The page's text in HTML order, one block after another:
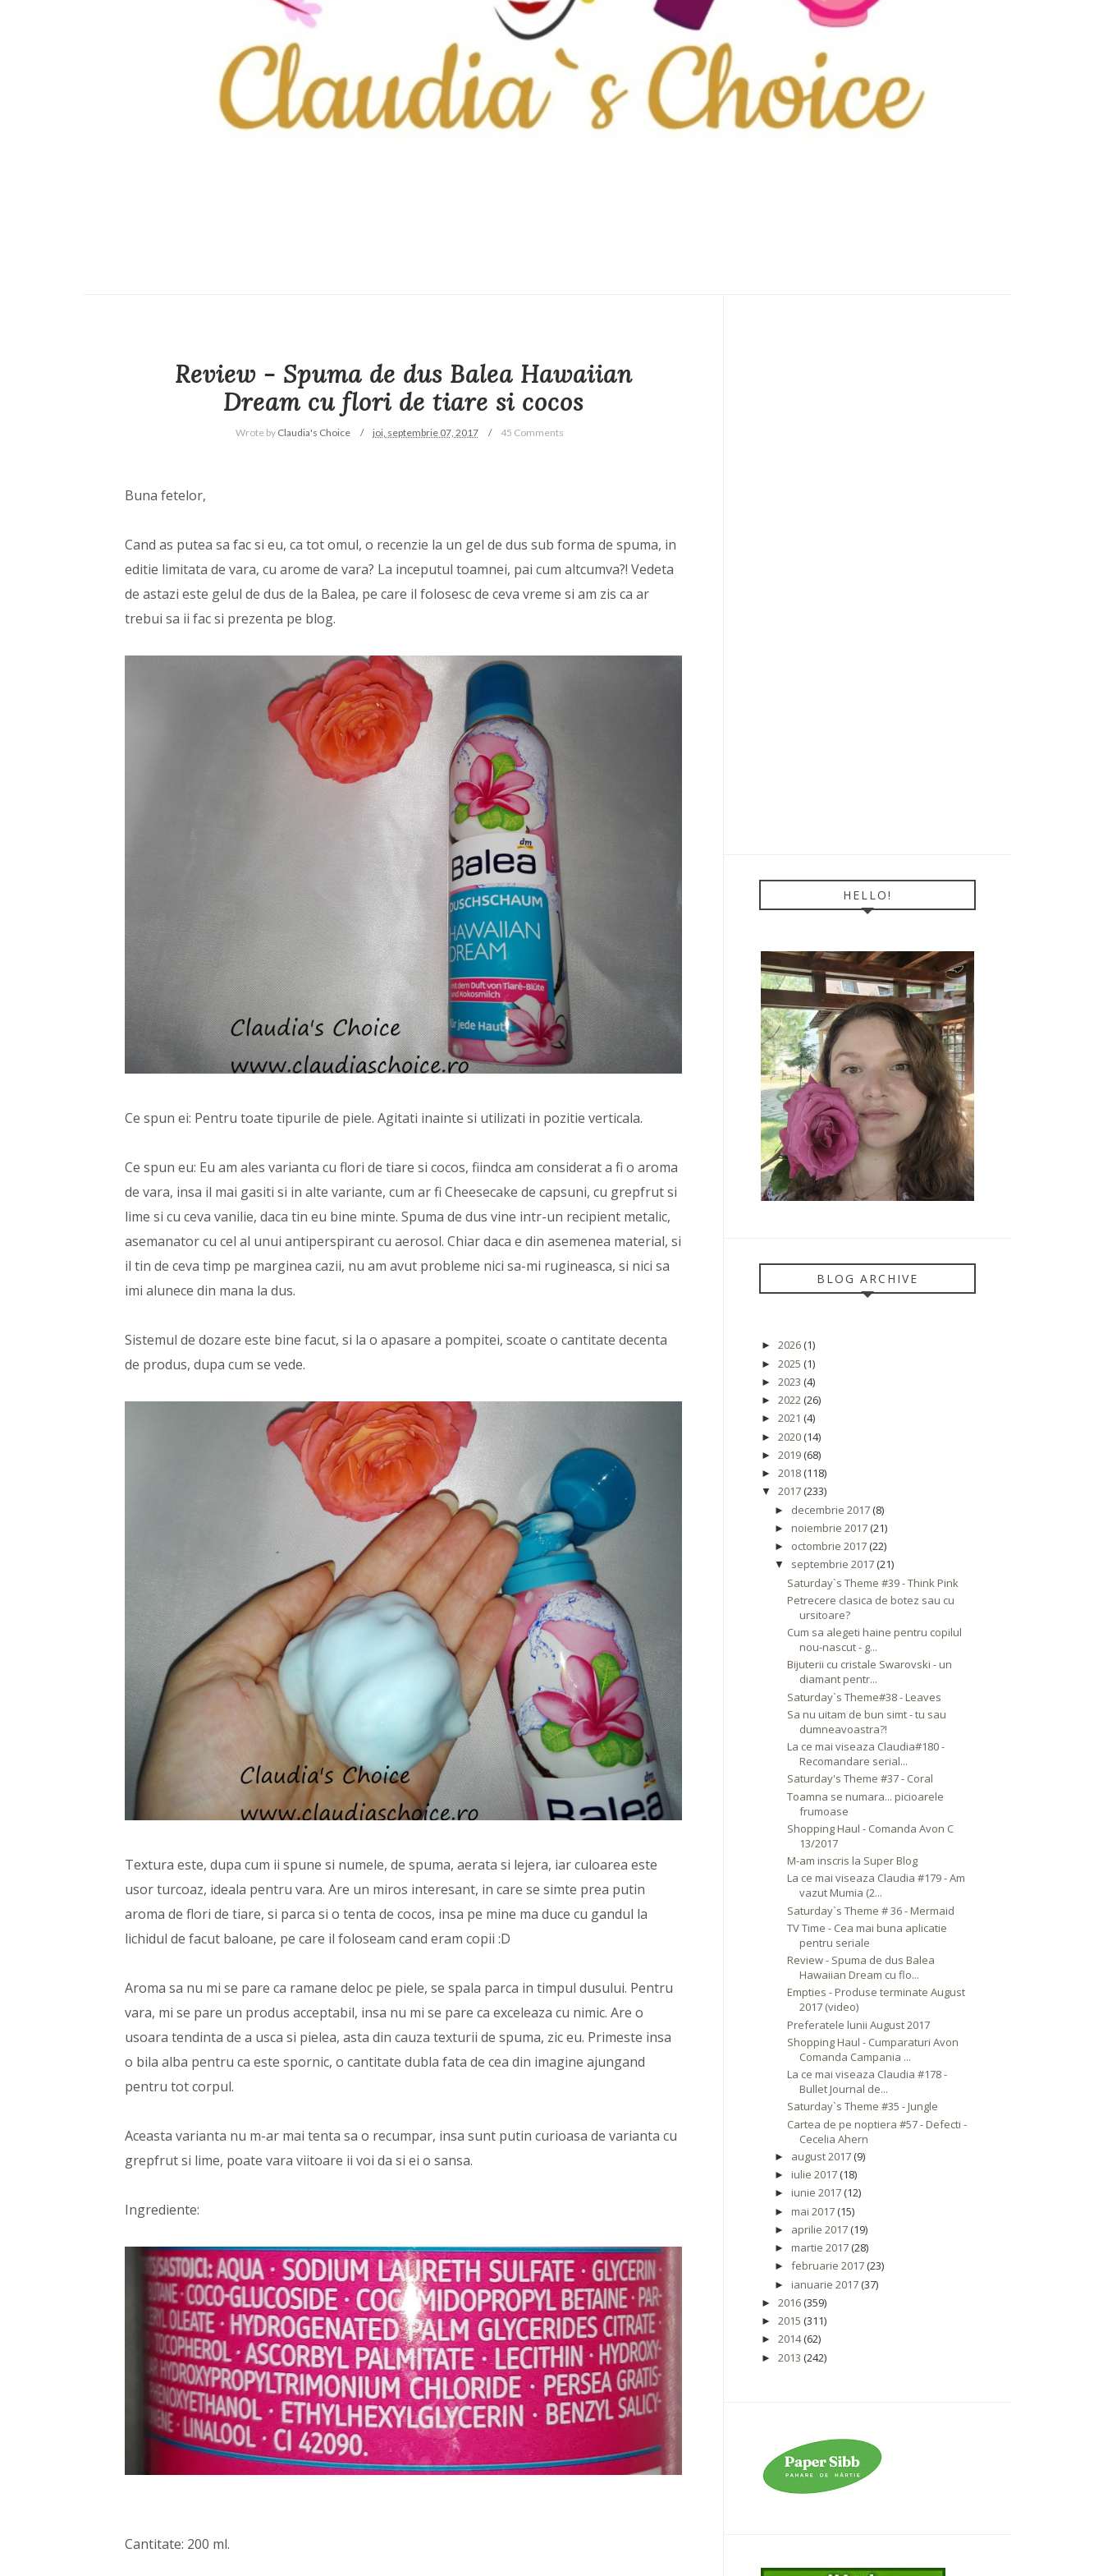
Review - Spuma de dus Balea Hawaiian
Dream cu flori de tiare si cocos
Wrote by Claudia's Choice joi, septembrie 07, 2017 45 Comments
Buna fetelor,
Cand as putea sa fac si eu, ca tot omul, o recenzie la un gel de dus sub forma de spuma, in
editie limitata de vara, cu arome de vara? La inceputul toamnei, pai cum altcumva?! Vedeta
de astazi este gelul de dus de la Balea, pe care il folosesc de ceva vreme si am zis ca ar
trebui sa ii fac si prezenta pe blog.
Ce spun ei: Pentru toate tipurile de piele. Agitati inainte si utilizati in pozitie verticala.
Ce spun eu: Eu am ales varianta cu flori de tiare si cocos, fiindca am considerat a fi o aroma
de vara, insa il mai gasiti si in alte variante, cum ar fi Cheesecake de capsuni, cu grepfrut si
lime si cu ceva vanilie, daca tin eu bine minte. Spuma de dus vine intr-un recipient metalic,
asemanator cu cel al unui antiperspirant cu aerosol. Chiar daca e din asemenea material, si
il tin de ceva timp pe marginea cazii, nu am avut probleme nici sa-mi rugineasca, si nici sa
imi alunece din mana la dus.
Sistemul de dozare este bine facut, si la o apasare a pompitei, scoate o cantitate decenta
de produs, dupa cum se vede.
Textura este, dupa cum ii spune si numele, de spuma, aerata si lejera, iar culoarea este
usor turcoaz, ideala pentru vara. Are un miros interesant, in care se simte prea putin
aroma de flori de tiare, si parca si o tenta de cocos, insa pe mine ma duce cu gandul la
lichidul de facut baloane, pe care il foloseam cand eram copii :D
Aroma sa nu mi se pare ca ramane deloc pe piele, se spala parca in timpul dusului. Pentru
vara, mi se pare un produs acceptabil, insa nu mi se pare ca exceleaza cu nimic. Are o
usoara tendinta de a usca si pielea, asta din cauza texturii de spuma, zic eu. Primeste insa
o bila alba pentru ca este spornic, o cantitate dubla fata de cea din imagine ajungand
pentru tot corpul.
Aceasta varianta nu m-ar mai tenta sa o recumpar, insa sunt putin curioasa de varianta cu
grepfrut si lime, poate vara viitoare ii voi da si ei o sansa.
Ingrediente:
Cantitate: 200 ml.
HELLO!
BLOG ARCHIVE
► 2026(1)
► 2025 (1)
► 2023 (4)
► 2022(26)
► 2021 (4)
► 2020(14)
► 2019(68)
► 2018(118)
▼ 2017(233)
► decembrie 2017(8)
► noiembrie 2017(21)
► octombrie 2017(22)
▼ septembrie 2017(21)
Saturday`s Theme #39 - Think Pink
Petrecere clasica de botez sau cu
ursitoare?
Cum sa alegeti haine pentru copilul
nou-nascut - g...
Bijuterii cu cristale Swarovski - un
diamant pentr...
Saturday`s Theme#38 - Leaves
Sa nu uitam de bun simt - tu sau
dumneavoastra?!
La ce mai viseaza Claudia#180 -
Recomandare serial...
Saturday's Theme #37 - Coral
Toamna se numara... picioarele
frumoase
Shopping Haul - Comanda Avon C
13/2017
M-am inscris la Super Blog
La ce mai viseaza Claudia #179 - Am
vazut Mumia (2...
Saturday`s Theme # 36 - Mermaid
TV Time - Cea mai buna aplicatie
pentru seriale
Review - Spuma de dus Balea
Hawaiian Dream cu flo...
Empties - Produse terminate August
2017 (video)
Preferatele lunii August 2017
Shopping Haul - Cumparaturi Avon
Comanda Campania ...
La ce mai viseaza Claudia #178 -
Bullet Journal de...
Saturday`s Theme #35 - Jungle
Cartea de pe noptiera #57 - Defecti -
Cecelia Ahern
► august 2017(9)
► iulie 2017(18)
► iunie 2017(12)
► mai 2017(15)
► aprilie 2017(19)
► martie 2017(28)
► februarie 2017(23)
► ianuarie 2017(37)
► 2016(359)
► 2015 (311)
► 2014(62)
► 2013 (242)